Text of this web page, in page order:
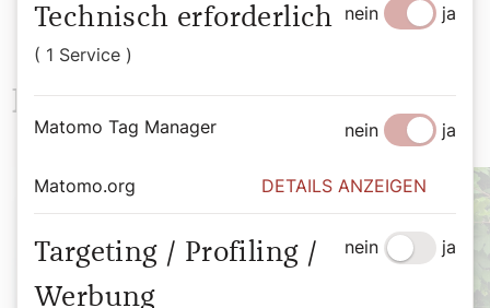
Neueste Beiträge
Technisch erforderlich
( 1 Service )
nein ja
Matomo Tag Manager nein ja
Matomo.org DETAILS ANZEIGEN
Targeting / Profiling /
Werbung
nein ja